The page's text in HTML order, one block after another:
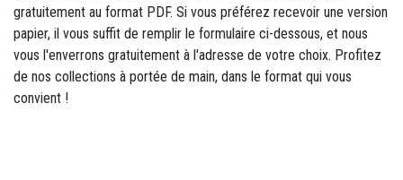
gratuitement au format PDF. Si vous préférez recevoir une version
papier, il vous suffit de remplir le formulaire ci-dessous, et nous
vous l'enverrons gratuitement à l'adresse de votre choix. Profitez
de nos collections à portée de main, dans le format qui vous
convient !